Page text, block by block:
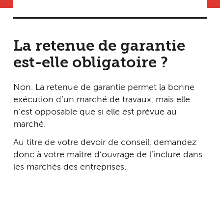
La retenue de garantie
est-elle obligatoire ?
Non. La retenue de garantie permet la bonne
exécution d’un marché de travaux, mais elle
n’est opposable que si elle est prévue au
marché.
Au titre de votre devoir de conseil, demandez
donc à votre maître d’ouvrage de l’inclure dans
les marchés des entreprises.